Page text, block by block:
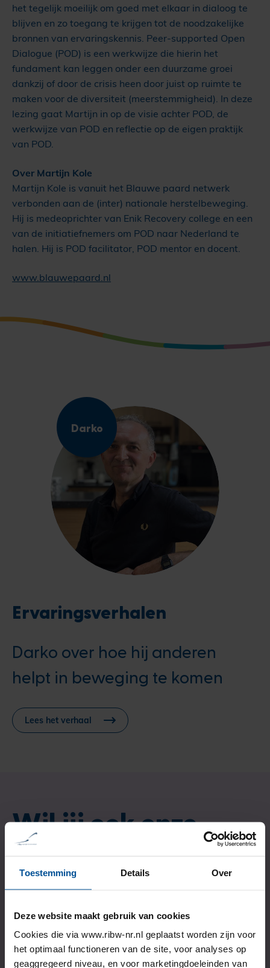
Toestemming Details Over
Deze website maakt gebruik van cookies
Cookies die via www.ribw-nr.nl geplaatst worden zijn voor
het optimaal functioneren van de site, voor analyses op
geaggregeerd niveau, en voor marketingdoeleinden van
het tegelijk moeilijk om goed met elkaar in dialoog te
blijven en zo toegang te krijgen tot de noodzakelijke
bronnen van ervaringskennis. Peer-supported Open
Dialogue (POD) is een werkwijze die hierin het
fundament kan leggen onder een duurzame groei
dankzij of door de crisis heen door juist op ruimte te
maken voor de diversiteit (meerstemmigheid). In deze
lezing gaat Martijn in op de visie achter POD, de
werkwijze van POD en reflectie op de eigen praktijk
van POD.
Over Martijn Kole
Martijn Kole is vanuit het Blauwe paard netwerk
verbonden aan de (inter) nationale herstelbeweging.
Hij is medeoprichter van Enik Recovery college en een
van de initiatiefnemers om POD naar Nederland te
halen. Hij is POD facilitator, POD mentor en docent.
www.blauwepaard.nl
Darko
Ervaringsverhalen
Darko over hoe hij anderen
helpt in beweging te komen
Lees het verhaal
Wil jij ook onze
ondersteuning?
zetten.
Of neem contact met ons op als je vragen hebt.
Bijvoorbeeld over onze begeleiding naar herstel.